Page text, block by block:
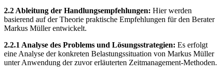
2.2 Ableitung der Handlungsempfehlungen: Hier werden
basierend auf der Theorie praktische Empfehlungen für den Berater
Markus Müller entwickelt.
2.2.1 Analyse des Problems und Lösungsstrategien: Es erfolgt
eine Analyse der konkreten Belastungssituation von Markus Müller
unter Anwendung der zuvor erläuterten Zeitmanagement-Methoden.